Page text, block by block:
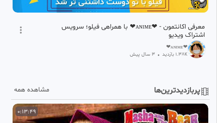
معرفی اکانتمون - ❤ᴀɴɪᴍᴇ❤ با همراهی فیلو؛ سرویس
اشتراک ویدیو
❤ᴀɴɪᴍᴇ❤
1.38K بازدید • 3 سال پیش
مشاهده همه پربازدیدترین‌ها
0:13:49